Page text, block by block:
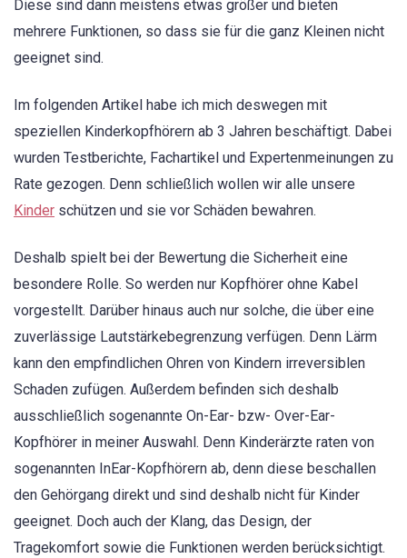
Diese sind dann meistens etwas größer und bieten
mehrere Funktionen, so dass sie für die ganz Kleinen nicht
geeignet sind.
Im folgenden Artikel habe ich mich deswegen mit
speziellen Kinderkopfhörern ab 3 Jahren beschäftigt. Dabei
wurden Testberichte, Fachartikel und Expertenmeinungen zu
Rate gezogen. Denn schließlich wollen wir alle unsere
Kinder schützen und sie vor Schäden bewahren.
Deshalb spielt bei der Bewertung die Sicherheit eine
besondere Rolle. So werden nur Kopfhörer ohne Kabel
vorgestellt. Darüber hinaus auch nur solche, die über eine
zuverlässige Lautstärkebegrenzung verfügen. Denn Lärm
kann den empfindlichen Ohren von Kindern irreversiblen
Schaden zufügen. Außerdem befinden sich deshalb
ausschließlich sogenannte On-Ear- bzw- Over-Ear-
Kopfhörer in meiner Auswahl. Denn Kinderärzte raten von
sogenannten InEar-Kopfhörern ab, denn diese beschallen
den Gehörgang direkt und sind deshalb nicht für Kinder
geeignet. Doch auch der Klang, das Design, der
Tragekomfort sowie die Funktionen werden berücksichtigt.